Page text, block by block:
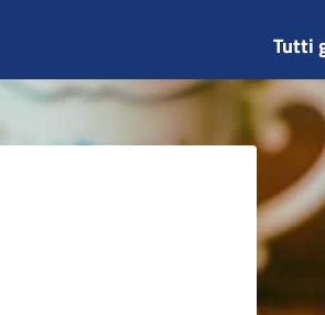
Tutti